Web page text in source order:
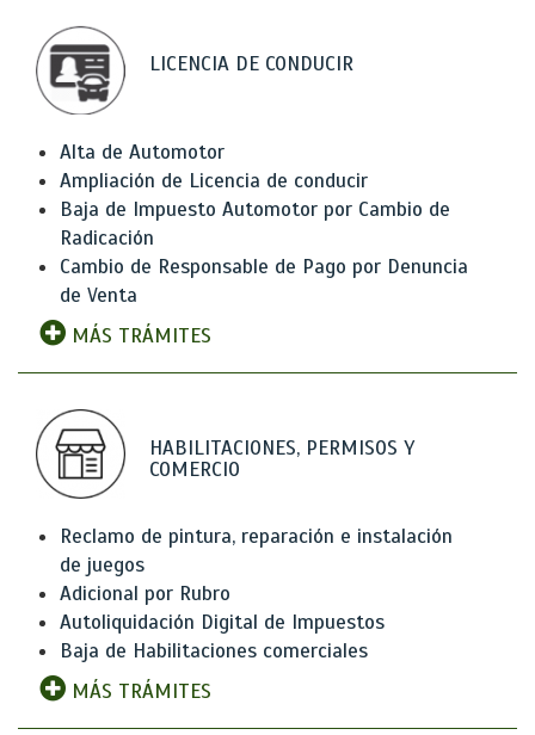
LICENCIA DE CONDUCIR
Alta de Automotor
Ampliación de Licencia de conducir
Baja de Impuesto Automotor por Cambio de
Radicación
Cambio de Responsable de Pago por Denuncia
de Venta
MÁS TRÁMITES
HABILITACIONES, PERMISOS Y
COMERCIO
Reclamo de pintura, reparación e instalación
de juegos
Adicional por Rubro
Autoliquidación Digital de Impuestos
Baja de Habilitaciones comerciales
MÁS TRÁMITES